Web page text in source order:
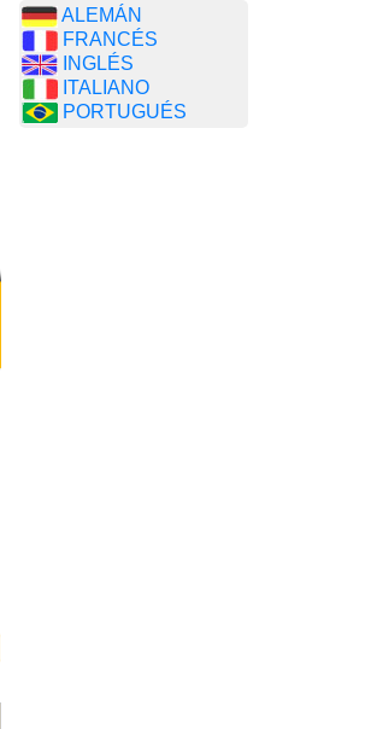
ALEMÁN
FRANCÉS
INGLÉS
ITALIANO
PORTUGUÉS